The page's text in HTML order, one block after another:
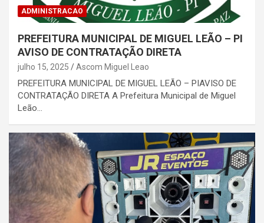
ADMINISTRACAO
PREFEITURA MUNICIPAL DE MIGUEL LEÃO – PI
AVISO DE CONTRATAÇÃO DIRETA
julho 15, 2025 Ascom Miguel Leao
PREFEITURA MUNICIPAL DE MIGUEL LEÃO – PIAVISO DE
CONTRATAÇÃO DIRETA A Prefeitura Municipal de Miguel
Leão…